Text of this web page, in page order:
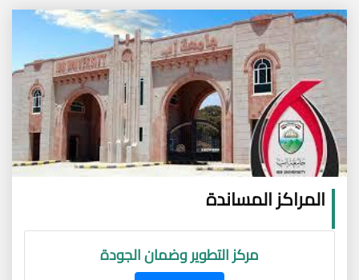
المراكز المساندة
مركز التطوير وضمان الجودة